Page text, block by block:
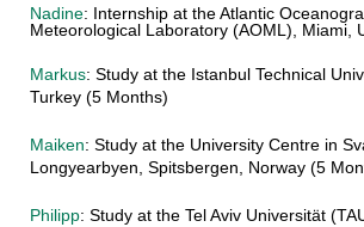
Nadine: Internship at the Atlantic
Meteorological Laboratory (AOML), Miami,
Markus: Study at the Istanbul Technical
Turkey (5 Months)
Maiken: Study at the University Centre in
Longyearbyen, Spitsbergen, Norway (5
Philipp: Study at the Tel Aviv Universität